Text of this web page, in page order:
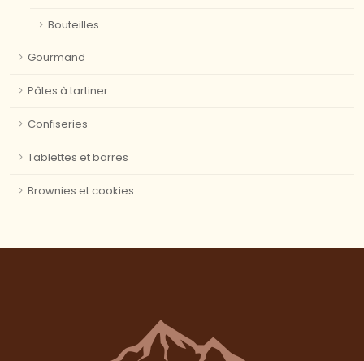
Bouteilles
Gourmand
Pâtes à tartiner
Confiseries
Tablettes et barres
Brownies et cookies